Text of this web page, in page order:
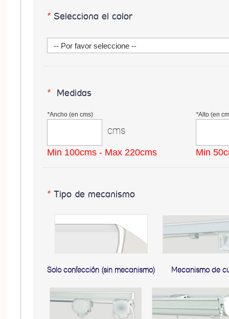
* Selecciona el color
* Medidas
*Ancho (en cms)
cms
Min 100cms - Max 220cms
*Alto (en
Min
* Tipo de mecanismo
Solo confección (sin mecanismo) Mecanismo de